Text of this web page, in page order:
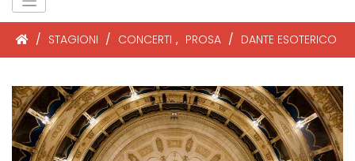
/ STAGIONI / CONCERTI , PROSA / DANTE ESOTERICO